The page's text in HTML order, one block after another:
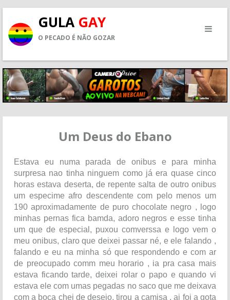
GULA GAY
O PECADO É NÃO GOZAR
Um Deus do Ebano
Estava eu numa parada de onibus e para minha
surpresa nao tinha ninguem como já era quase cinco
horas estava deserta, de repente salta de outro onibus
um especime afro descendente com pelo menos um
190 aproximadamente de puro chocolate negro , logo
minhas pernas fica bamda, adoro negros e esse tinha
um que de especial, puxou comverssa e logo vem o
meu onibus, claro que deixei passar né, e ele falando ,
falando e eu na minha só que respondendo e com ar
de preocupado comm meu horario , ia pra casa mais
estava ficando tarde, deixei rolar o papo e quando vi
estava ele com umas pegadas no saco que me deixava
com a boca chei de desejo, tirou a camisa , ai foi a gota